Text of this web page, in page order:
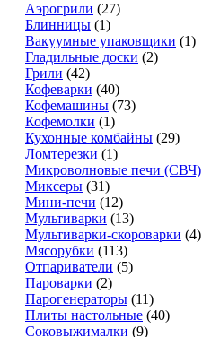
Аэрогрили (27)
Блинницы (1)
Вакуумные упаковщики (1)
Гладильные доски (2)
Грили (42)
Кофеварки (40)
Кофемашины (73)
Кофемолки (1)
Кухонные комбайны (29)
Ломтерезки (1)
Микроволновые печи (СВЧ)
Миксеры (31)
Мини-печи (12)
Мультиварки (13)
Мультиварки-скороварки (4)
Мясорубки (113)
Отпариватели (5)
Пароварки (2)
Парогенераторы (11)
Плиты настольные (40)
Соковыжималки (9)